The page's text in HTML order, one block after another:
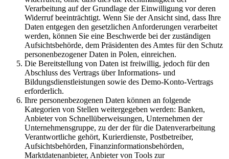
Verarbeitung auf der Grundlage der Einwilligung vor deren
Widerruf beeinträchtigt. Wenn Sie der Ansicht sind, dass Ihre
Daten entgegen den gesetzlichen Anforderungen verarbeitet
werden, können Sie eine Beschwerde bei der zuständigen
Aufsichtsbehörde, dem Präsidenten des Amtes für den Schutz
personenbezogener Daten in Polen, einreichen.
Die Bereitstellung von Daten ist freiwillig, jedoch für den
Abschluss des Vertrags über Informations- und
Bildungsdienstleistungen sowie des Demo-Konto-Vertrags
erforderlich.
Ihre personenbezogenen Daten können an folgende
Kategorien von Stellen weitergegeben werden: Banken,
Anbieter von Schnellüberweisungen, Unternehmen der
Unternehmensgruppe, zu der der für die Datenverarbeitung
Verantwortliche gehört, Kurierdienste, Postbetreiber,
Aufsichtsbehörden, Finanzinformationsbehörden,
Marktdatenanbieter, Anbieter von Tools zur